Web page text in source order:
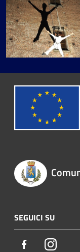
SEGUICI SU
Facebook